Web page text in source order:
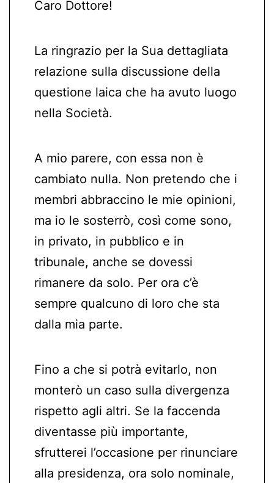
Caro Dottore!
La ringrazio per la Sua dettagliata
relazione sulla discussione della
questione laica che ha avuto luogo
nella Società.
A mio parere, con essa non è
cambiato nulla. Non pretendo che i
membri abbraccino le mie opinioni,
ma io le sosterrò, così come sono,
in privato, in pubblico e in
tribunale, anche se dovessi
rimanere da solo. Per ora c’è
sempre qualcuno di loro che sta
dalla mia parte.
Fino a che si potrà evitarlo, non
monterò un caso sulla divergenza
rispetto agli altri. Se la faccenda
diventasse più importante,
sfrutterei l’occasione per rinunciare
alla presidenza, ora solo nominale,